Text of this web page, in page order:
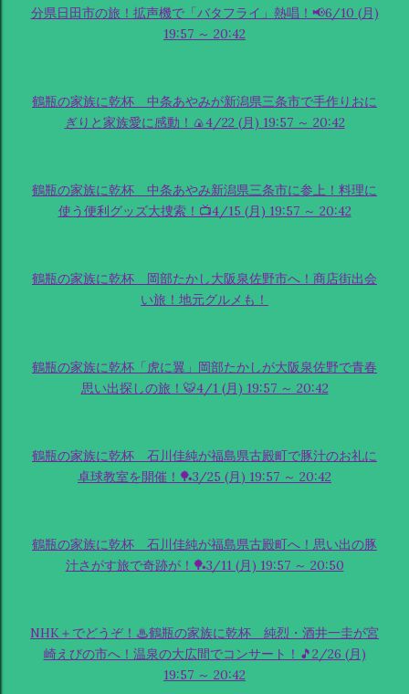
分県日田市の旅！拡声機で「バタフライ」熱唱！📢6/10 (月)
19:57 ～ 20:42
鶴瓶の家族に乾杯 中条あやみが新潟県三条市で手作りおに
ぎりと家族愛に感動！🍙4/22 (月) 19:57 ～ 20:42
鶴瓶の家族に乾杯 中条あやみ新潟県三条市に参上！料理に
使う便利グッズ大捜索！📺4/15 (月) 19:57 ～ 20:42
鶴瓶の家族に乾杯 岡部たかし大阪泉佐野市へ！商店街出会
い旅！地元グルメも！
鶴瓶の家族に乾杯「虎に翼」岡部たかしが大阪泉佐野で青春
思い出探しの旅！🐯4/1 (月) 19:57 ～ 20:42
鶴瓶の家族に乾杯 石川佳純が福島県古殿町で豚汁のお礼に
卓球教室を開催！🏓3/25 (月) 19:57 ～ 20:42
鶴瓶の家族に乾杯 石川佳純が福島県古殿町へ！思い出の豚
汁さがす旅で奇跡が！🏓3/11 (月) 19:57 ～ 20:50
NHK＋でどうぞ！♨鶴瓶の家族に乾杯 純烈・酒井一圭が宮
崎えびの市へ！温泉の大広間でコンサート！🎵2/26 (月)
19:57 ～ 20:42